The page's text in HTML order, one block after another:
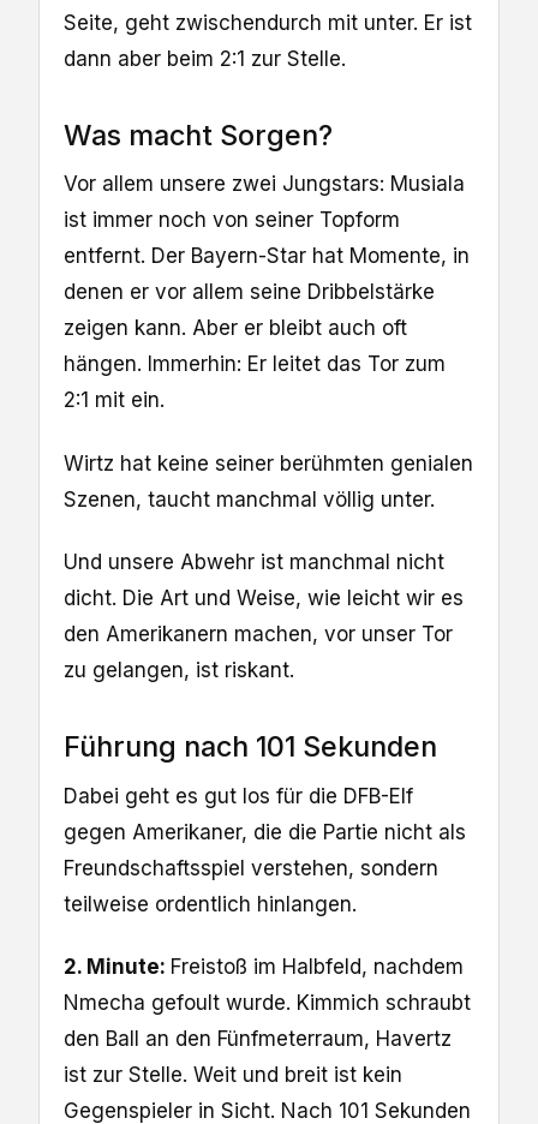
Seite, geht zwischendurch mit unter. Er ist
dann aber beim 2:1 zur Stelle.
Was macht Sorgen?
Vor allem unsere zwei Jungstars: Musiala
ist immer noch von seiner Topform
entfernt. Der Bayern-Star hat Momente, in
denen er vor allem seine Dribbelstärke
zeigen kann. Aber er bleibt auch oft
hängen. Immerhin: Er leitet das Tor zum
2:1 mit ein.
Wirtz hat keine seiner berühmten genialen
Szenen, taucht manchmal völlig unter.
Und unsere Abwehr ist manchmal nicht
dicht. Die Art und Weise, wie leicht wir es
den Amerikanern machen, vor unser Tor
zu gelangen, ist riskant.
Führung nach 101 Sekunden
Dabei geht es gut los für die DFB-Elf
gegen Amerikaner, die die Partie nicht als
Freundschaftsspiel verstehen, sondern
teilweise ordentlich hinlangen.
2. Minute: Freistoß im Halbfeld, nachdem
Nmecha gefoult wurde. Kimmich schraubt
den Ball an den Fünfmeterraum, Havertz
ist zur Stelle. Weit und breit ist kein
Gegenspieler in Sicht. Nach 101 Sekunden